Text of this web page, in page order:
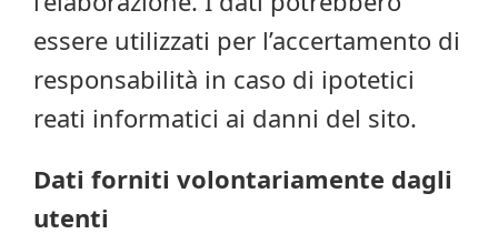
essere utilizzati per l’accertamento di
responsabilità in caso di ipotetici
reati informatici ai danni del sito.
Dati forniti volontariamente dagli
utenti